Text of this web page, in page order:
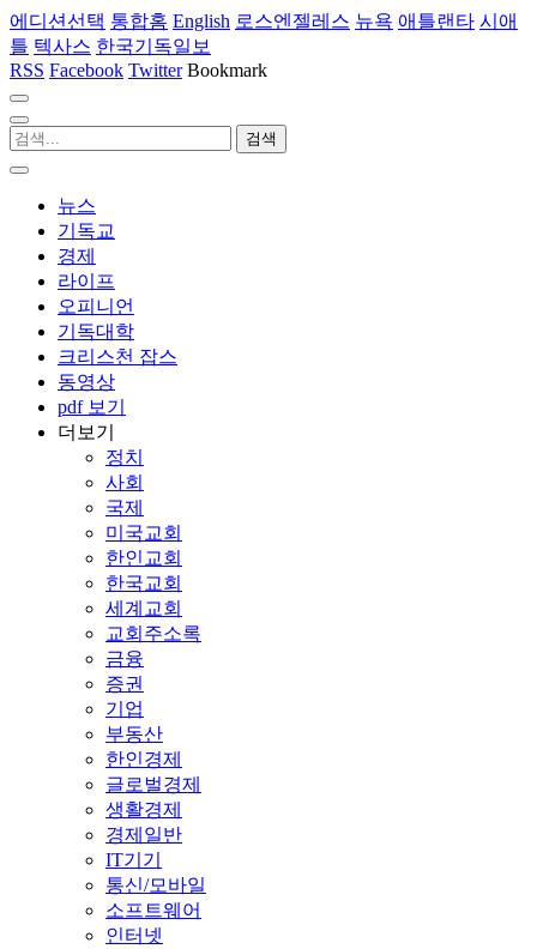
에디션선택 통합홈 English 로스엔젤레스 뉴욕 애틀랜타 시애
틀 텍사스 한국기독일보
RSS Facebook Twitter Bookmark
뉴스
기독교
경제
라이프
오피니언
기독대학
크리스천 잡스
동영상
pdf 보기
더보기
정치
사회
국제
미국교회
한인교회
한국교회
세계교회
교회주소록
금융
증권
기업
부동산
한인경제
글로벌경제
생활경제
경제일반
IT기기
통신/모바일
소프트웨어
인터넷